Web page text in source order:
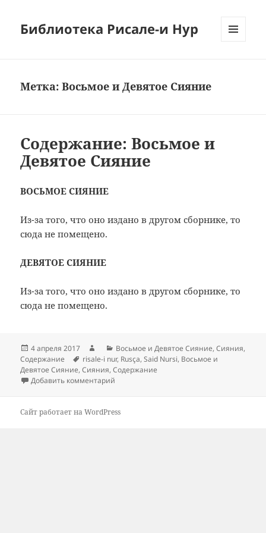
Библиотека Рисале-и Нур
Метка:Восьмое и Девятое Сияние
Содержание: Восьмое и
Девятое Сияние
ВОСЬМОЕ СИЯНИЕ
Из-за того, что оно издано в другом сборнике, то
сюда не помещено.
ДЕВЯТОЕ СИЯНИЕ
Из-за того, что оно издано в другом сборнике, то
сюда не помещено.
Опубликовано
4 апреля 2017 АвторРубрики
Восьмое и Девятое Сияние,Сияния,
Содержание
Метки
risale-i nur, Rusça,Said Nursi, Восьмое и
Девятое Сияние,Сияния,Содержание
Добавить комментарий
Сайт работает на WordPress